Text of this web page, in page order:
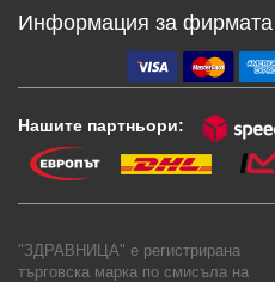
Информация за фирмата
Нашите партньори:
"ЗДРАВНИЦА" е регистрирана
търговска марка по смисъла на